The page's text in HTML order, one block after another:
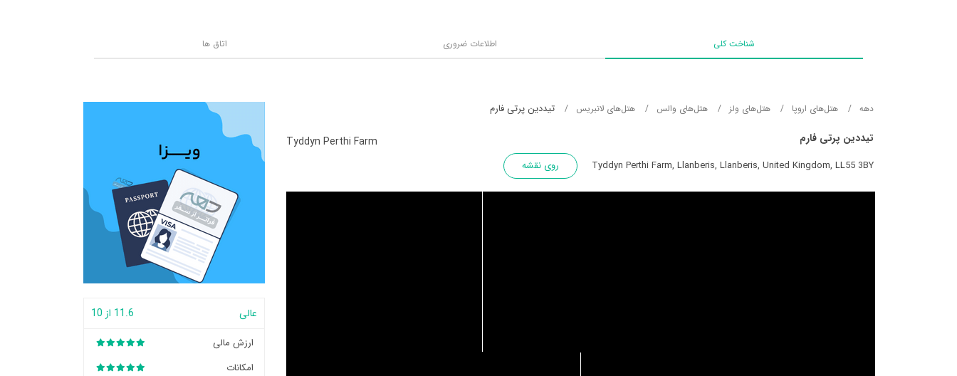
شناخت کلی اطلاعات ضروری اتاق ها
دهه هتل‌های اروپا هتل‌های ولز هتل‌های والس هتل‌های لانبریس تیددین پرتی فارم
تیددین پرتی فارم Tyddyn Perthi Farm
Tyddyn Perthi Farm, Llanberis, Llanberis, United Kingdom, LL55 3BY روی نقشه
عالی 11.6 از 10
ارزش مالی
امکانات